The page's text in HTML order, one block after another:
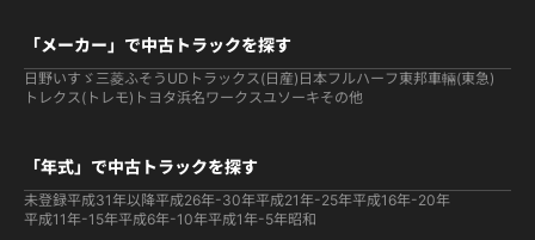
「メーカー」で中古トラックを探す
日野いすゞ 三菱ふそう UDトラックス(日産) 日本フルハーフ 東邦車輛(東急)
トレクス(トレモ) トヨタ浜名ワークス ユソーキその他
「年式」で中古トラックを探す
未登録平成31年以降平成26年-30年平成21年-25年平成16年-20年
平成11年-15年平成6年-10年平成1年-5年昭和